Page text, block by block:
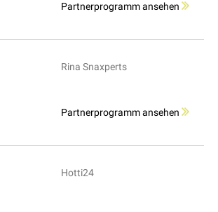
Partnerprogramm ansehen
Rina Snaxperts
Partnerprogramm ansehen
Hotti24